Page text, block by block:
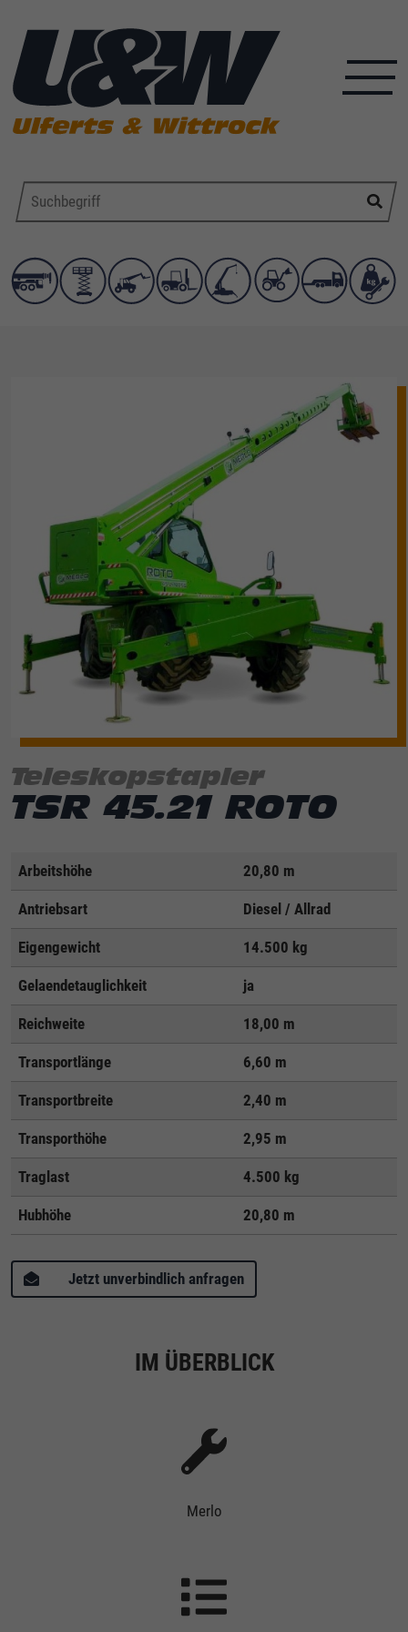
Teleskopstapler
TSR 45.21 ROTO
Arbeitshöhe 20,80 m
Antriebsart Diesel / Allrad
Eigengewicht 14.500 kg
Gelaendetauglichkeit ja
Reichweite 18,00 m
Transportlänge 6,60 m
Transportbreite 2,40 m
Transporthöhe 2,95 m
Traglast 4.500 kg
Hubhöhe 20,80 m
Jetzt unverbindlich anfragen
IM ÜBERBLICK
Merlo